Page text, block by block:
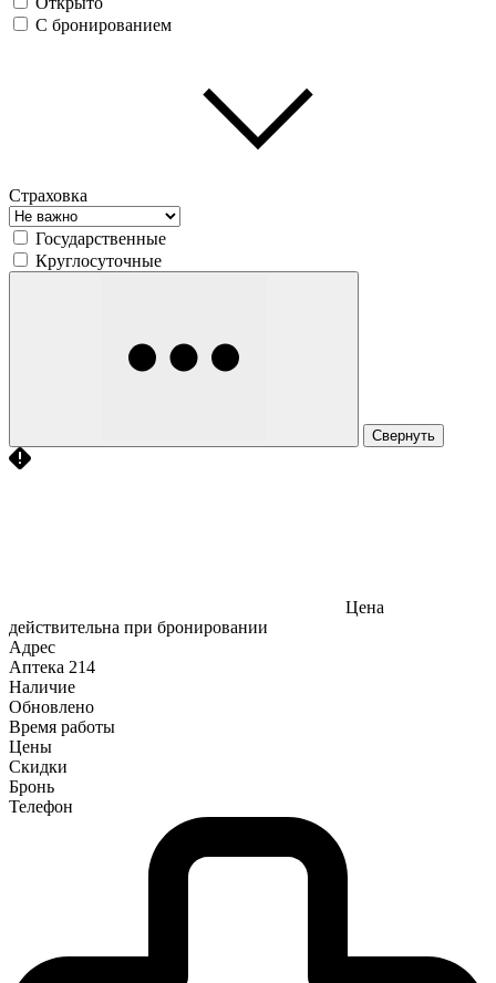
С бронированием
Страховка
Государственные
Круглосуточные
Свернуть
Цена
действительна при бронировании
Адрес
Аптека 214
Наличие
Обновлено
Время работы
Цены
Скидки
Бронь
Телефон